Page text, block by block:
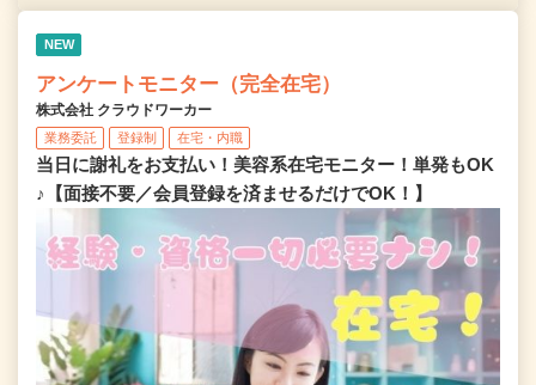
NEW
アンケートモニター（完全在宅）
株式会社 クラウドワーカー
業務委託 登録制 在宅・内職
当日に謝礼をお支払い！美容系在宅モニター！単発もOK
♪【面接不要／会員登録を済ませるだけでOK！】